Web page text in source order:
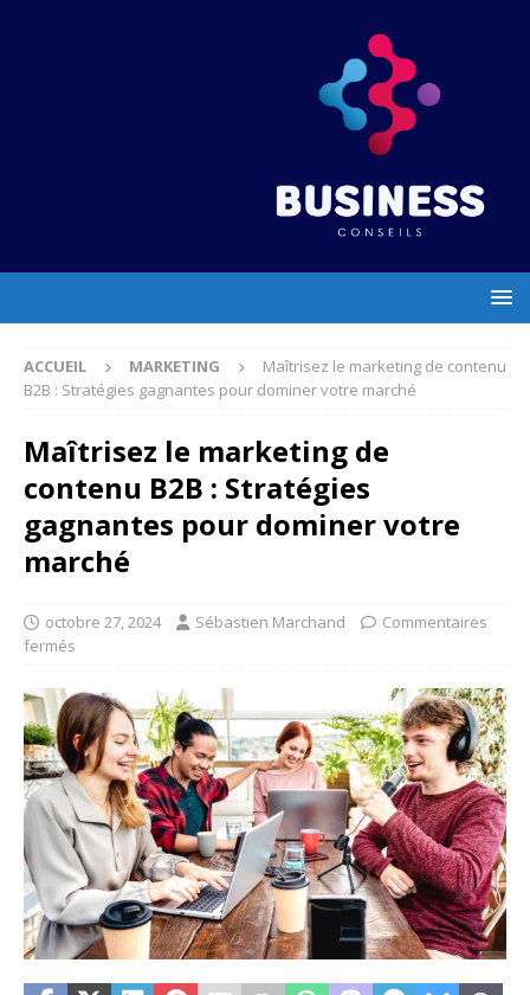
ACCUEIL MARKETING
Maîtrisez le marketing de contenu
B2B : Stratégies gagnantes pour dominer votre marché
Maîtrisez le marketing de
contenu B2B : Stratégies
gagnantes pour dominer votre
marché
octobre 27, 2024 Sébastien Marchand
Commentaires
fermés